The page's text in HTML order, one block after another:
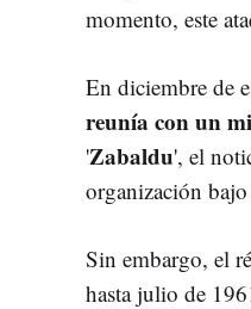
momento, este
En diciembre de
reunía con un
'Zabaldu', el
organización
Sin embargo, el
hasta julio de